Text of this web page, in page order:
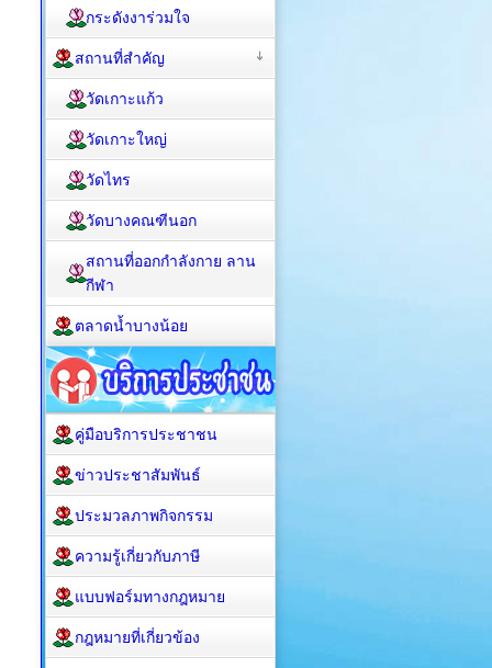
กระดังงาร่วมใจ
สถานที่สำคัญ
วัดเกาะแก้ว
วัดเกาะใหญ่
วัดไทร
วัดบางคณฑีนอก
สถานที่ออกกำลังกาย ลาน
กีฬา
ตลาดน้ำบางน้อย
คู่มือบริการประชาชน
ข่าวประชาสัมพันธ์
ประมวลภาพกิจกรรม
ความรู้เกี่ยวกับภาษี
แบบฟอร์มทางกฎหมาย
กฎหมาย​ที่เกี่ยวข้อง